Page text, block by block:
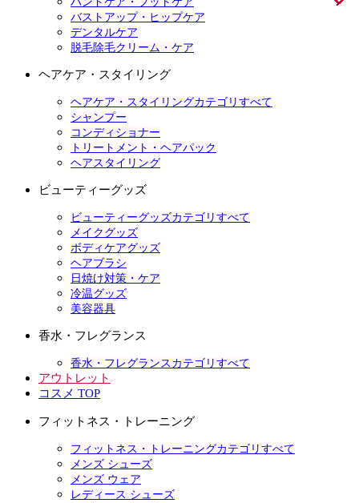
バストアップ・ヒップケア
デンタルケア
脱毛除毛クリーム・ケア
ヘアケア・スタイリング
ヘアケア・スタイリングカテゴリすべて
シャンプー
コンディショナー
トリートメント・ヘアパック
ヘアスタイリング
ビューティーグッズ
ビューティーグッズカテゴリすべて
メイクグッズ
ボディケアグッズ
ヘアブラシ
日焼け対策・ケア
冷温グッズ
美容器具
香水・フレグランス
香水・フレグランスカテゴリすべて
アウトレット
コスメ TOP
フィットネス・トレーニング
フィットネス・トレーニングカテゴリすべて
メンズ シューズ
メンズ ウェア
レディース シューズ